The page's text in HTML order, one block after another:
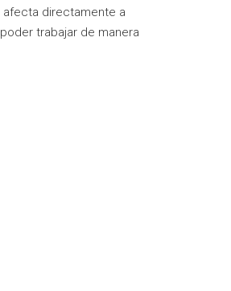
afecta directamente a
trabajar de manera